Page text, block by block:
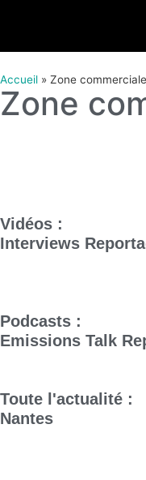
Accueil » Zone commerciale
Zone
Vidéos :
Interviews
Podcasts :
Emissions Talk
Toute l'actualité :
Nantes